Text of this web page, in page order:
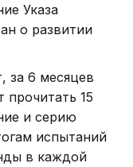
Указа
о развитии
за 6 месяцев
прочитать 15
и серию
испытаний
в каждой